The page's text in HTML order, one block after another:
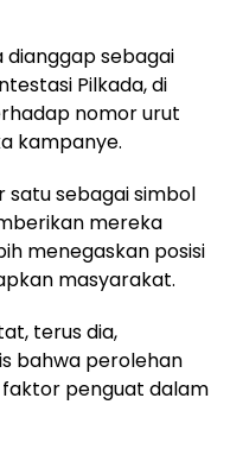
dianggap sebagai
Pilkada, di
nomor urut
kampanye.
satu sebagai simbol
mereka
menegaskan posisi
masyarakat.
terus dia,
bahwa perolehan
penguat dalam